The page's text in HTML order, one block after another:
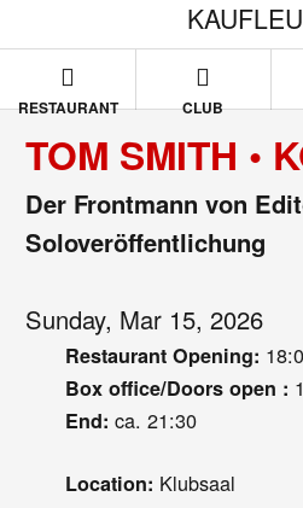
RESTAURANT CLUB
TOM SMITH •
Der Frontmann von
Soloveröffentlichung
Sunday, Mar 15, 2026
Restaurant Opening:
Box office/Doors open :
End: ca. 21:30
Location: Klubsaal